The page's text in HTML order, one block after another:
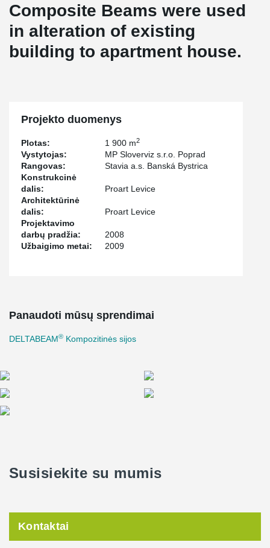
Composite Beams were used
in alteration of existing
building to apartment house.
Projekto duomenys
Plotas: 1 900 m2
Vystytojas:
MP Sloverviz s.r.o. Poprad
Rangovas:
Stavia a.s. Banská Bystrica
Konstrukcinė
dalis:
Proart Levice
Architektūrinė
dalis:
Proart Levice
Projektavimo
darbų pradžia:
2008
Užbaigimo metai:
2009
Panaudoti mūsų sprendimai
DELTABEAM® Kompozitinės sijos
Susisiekite su mumis
Kontaktai